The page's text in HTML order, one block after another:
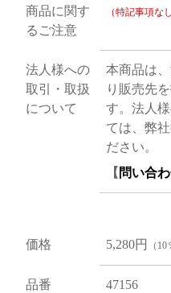
商品に関す
るご注意
（特記事項なし
法人様への
取引・取扱
について
本商品は
り販売先
す。法人
ては、弊
ださい。
【 問い合
価格 5,280円 （
品番 47156